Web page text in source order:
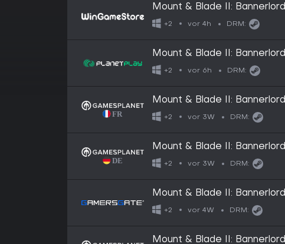
Mount & Blade II: Bannerlord
+2 vor 4h DRM:
Mount & Blade II: Bannerlord
+2 vor 6h DRM:
Mount & Blade II: Bannerlord
+2 vor 3W DRM:
Mount & Blade II: Bannerlord
+2 vor 3W DRM:
Mount & Blade II: Bannerlord
+2 vor 4W DRM:
Mount & Blade II: Bannerlord